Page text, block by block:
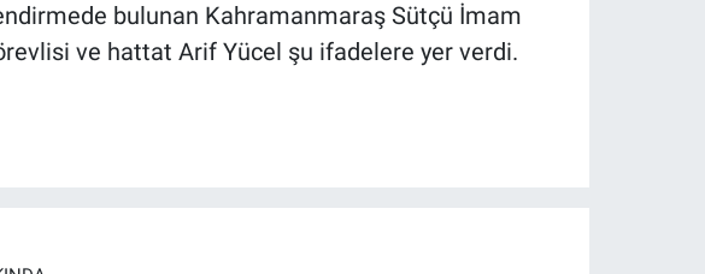
bulunan Kahramanmaraş Sütçü İmam
ve hattat Arif Yücel şu ifadelere yer verdi.